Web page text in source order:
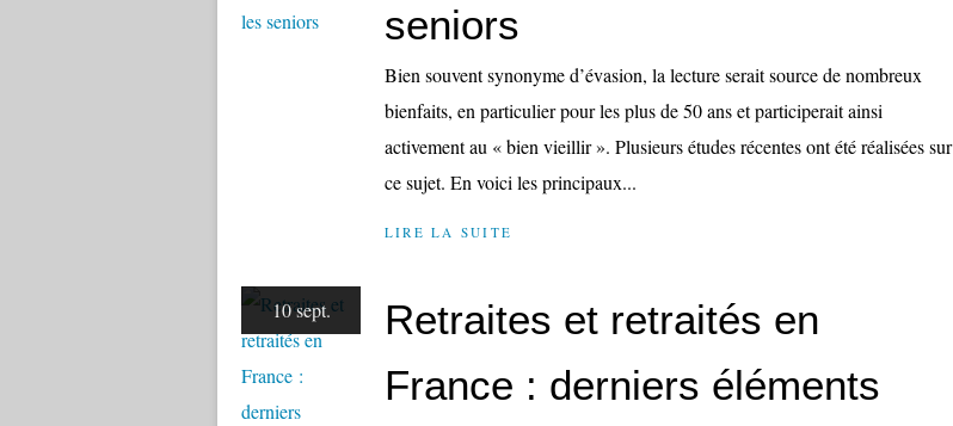
seniors
Bien souvent synonyme d’évasion, la lecture serait source de nombreux
bienfaits, en particulier pour les plus de 50 ans et participerait ainsi
activement au « bien vieillir ». Plusieurs études récentes ont été réalisées sur
ce sujet. En voici les principaux...
LIRE LA SUITE
10 sept.
Retraites et retraités en
France : derniers éléments